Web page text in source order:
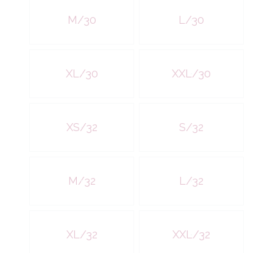
M/30 L/30
XL/30 XXL/30
XS/32 S/32
M/32 L/32
XL/32 XXL/32